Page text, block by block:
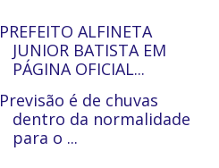
PREFEITO ALFINETA
JUNIOR BATISTA EM
PÁGINA OFICIAL...
Previsão é de chuvas
dentro da normalidade
para o ...